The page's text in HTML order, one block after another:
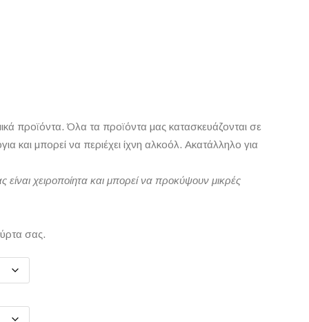
προϊόντα. Όλα τα προϊόντα μας κατασκευάζονται σε
και μπορεί να περιέχει ίχνη αλκοόλ. Ακατάλληλο για
χειροποίητα και μπορεί να προκύψουν μικρές
σας.